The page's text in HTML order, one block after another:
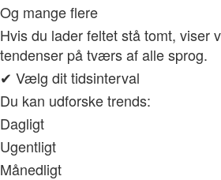
Og mange flere
Hvis du lader feltet stå tomt, viser
tendenser på tværs af alle sprog.
✔ Vælg dit tidsinterval
Du kan udforske trends:
Dagligt
Ugentligt
Månedligt